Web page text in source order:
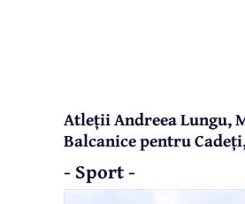
Atleții Andreea Lungu,
Balcanice pentru
- Sport -